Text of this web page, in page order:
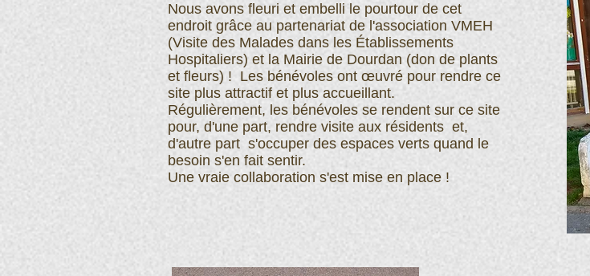
Nous avons fleuri et embelli le pourtour de cet
endroit grâce au partenariat de l'association VMEH
(Visite des Malades dans les Établissements
Hospitaliers) et la Mairie de Dourdan (don de plants
et fleurs) ! Les bénévoles ont œuvré pour rendre ce
site plus attractif et plus accueillant.
Régulièrement, les bénévoles se rendent sur ce site
pour, d'une part, rendre visite aux résidents et,
d'autre part s'occuper des espaces verts quand le
besoin s'en fait sentir.
Une vraie collaboration s'est mise en place !